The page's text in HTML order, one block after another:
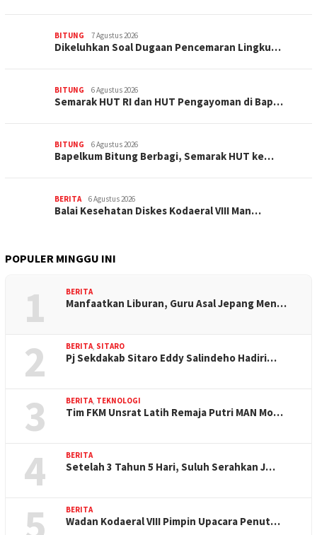
BITUNG 7 Agustus 2026
Dikeluhkan Soal Dugaan Pencemaran Lingku…
BITUNG 6 Agustus 2026
Semarak HUT RI dan HUT Pengayoman di Bap…
BITUNG 6 Agustus 2026
‎Bapelkum Bitung Berbagi, Semarak HUT ke…
BERITA 6 Agustus 2026
Balai Kesehatan Diskes Kodaeral VIII Man…
POPULER MINGGU INI
1 BERITA
Manfaatkan Liburan, Guru Asal Jepang Men…
2 BERITA, SITARO
Pj Sekdakab Sitaro Eddy Salindeho Hadiri…
3 BERITA, TEKNOLOGI
Tim FKM Unsrat Latih Remaja Putri MAN Mo…
4 BERITA
Setelah 3 Tahun 5 Hari, Suluh Serahkan J…
BERITA
Wadan Kodaeral VIII Pimpin Upacara Penut…